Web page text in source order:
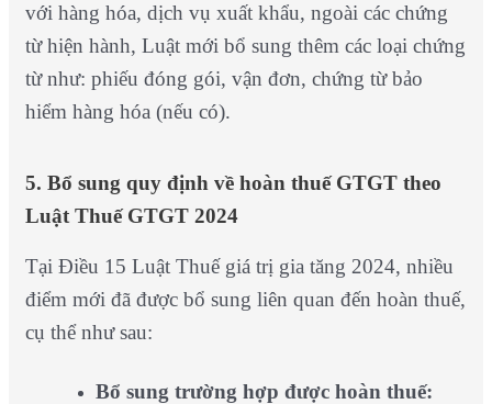
với hàng hóa, dịch vụ xuất khẩu, ngoài các chứng
từ hiện hành, Luật mới bổ sung thêm các loại chứng
từ như: phiếu đóng gói, vận đơn, chứng từ bảo
hiểm hàng hóa (nếu có).
5. Bổ sung quy định về hoàn thuế GTGT theo
Luật Thuế GTGT 2024
Tại Điều 15 Luật Thuế giá trị gia tăng 2024, nhiều
điểm mới đã được bổ sung liên quan đến hoàn thuế,
cụ thể như sau:
Bổ sung trường hợp được hoàn thuế: